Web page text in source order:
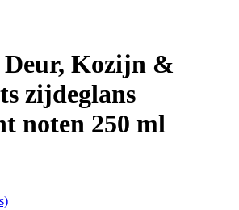
Deur, Kozijn &
zijdeglans
noten 250 ml